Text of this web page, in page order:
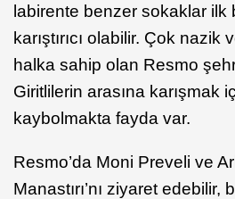
labirente benzer sokaklar ilk
karıştırıcı olabilir. Çok nazik
halka sahip olan Resmo
Giritlilerin arasına karışmak
kaybolmakta fayda var.
Resmo’da Moni Preveli ve
Manastırı’nı ziyaret edebilir,